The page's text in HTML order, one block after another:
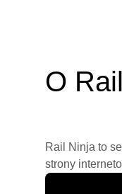
O
Rail Ninja to
strony